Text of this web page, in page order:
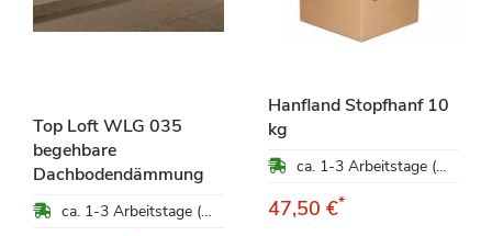
Top Loft WLG 035
begehbare
Dachbodendämmung
ca. 1-3 Arbeitstage (Mo-Fr)
Hanfland Stopfhanf 10
kg
ca. 1-3 Arbeitstage (Mo-Fr)
47,50 €*